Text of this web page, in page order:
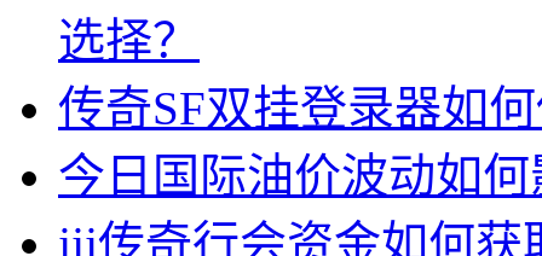
选择？
传奇SF双挂登录器如
今日国际油价波动如
jjj传奇行会资金如何获